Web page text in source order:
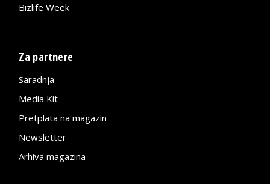
Bizlife Week
Za partnere
Saradnja
Media Kit
Pretplata na magazin
Newsletter
Arhiva magazina